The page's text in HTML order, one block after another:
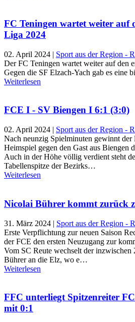
FC Teningen wartet weiter auf
Liga 2024
02. April 2024 | Sport aus der Region -
Der FC Teningen wartet weiter auf den
Gegen die SF Elzach-Yach gab es eine
Weiterlesen
FCE I - SV Biengen I 6:1 (3:0)
02. April 2024 | Sport aus der Region -
Nach neunzig Spielminuten gewinnt der
Heimspiel gegen den Gast aus Biengen
Auch in der Höhe völlig verdient steht
Tabellenspitze der Bezirks…
Weiterlesen
Nicolai Bührer kommt zurück
31. März 2024 | Sport aus der Region -
Erste Verpflichtung zur neuen Saison
der FCE den ersten Neuzugang zur
Vom SC Reute wechselt der inzwischen
Bührer an die Elz, wo e…
Weiterlesen
FFC unterliegt Spitzenreiter
mit 0:1